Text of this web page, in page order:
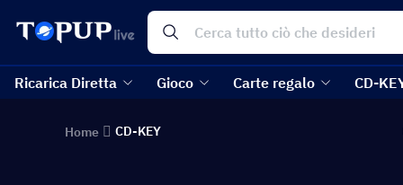
Ricarica Diretta Gioco Carte regalo CD-
Home CD-KEY